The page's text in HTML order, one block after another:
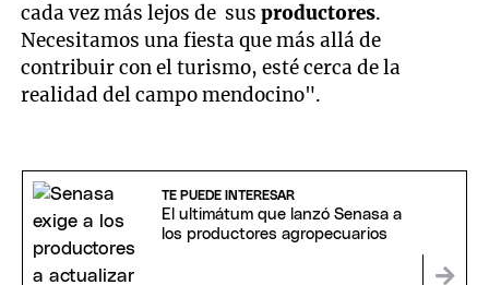
cada vez más lejos de susproductores.
Necesitamos una fiesta que más allá de
contribuir con el turismo, esté cerca de la
realidad del campo mendocino".
TE PUEDE INTERESAR
El ultimátum que lanzó Senasa a
los productores agropecuarios